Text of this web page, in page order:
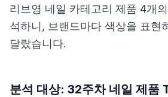
리브영 네일 카테고리 제품 4개
석하니, 브랜드마다 색상을 표현
달랐습니다.
분석 대상: 32주차 네일 제품